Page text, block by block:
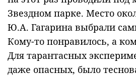
Звездном парке. Место
Ю.А. Гагарина выбрали
Кому-то понравилось, а
Для тарантасных
даже опасных, было